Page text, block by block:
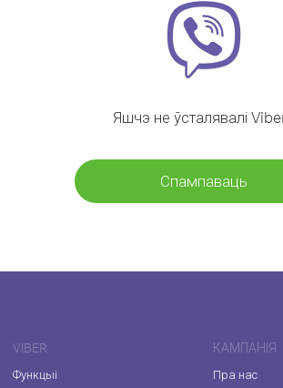
Яшчэ не ўсталявалі
Спампаваць
VIBER
Функцыі
КАМПАНІЯ
Пра нас